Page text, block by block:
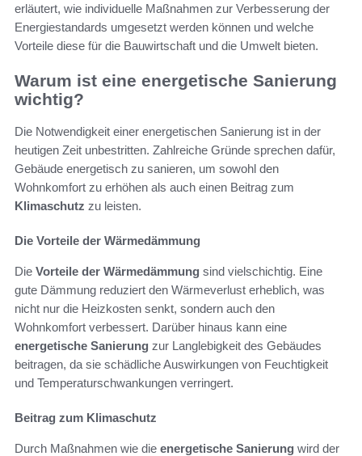
erläutert, wie individuelle Maßnahmen zur Verbesserung der
Energiestandards umgesetzt werden können und welche
Vorteile diese für die Bauwirtschaft und die Umwelt bieten.
Warum ist eine energetische Sanierung
wichtig?
Die Notwendigkeit einer energetischen Sanierung ist in der
heutigen Zeit unbestritten. Zahlreiche Gründe sprechen dafür,
Gebäude energetisch zu sanieren, um sowohl den
Wohnkomfort zu erhöhen als auch einen Beitrag zum
Klimaschutz zu leisten.
Die Vorteile der Wärmedämmung
Die Vorteile der Wärmedämmung sind vielschichtig. Eine
gute Dämmung reduziert den Wärmeverlust erheblich, was
nicht nur die Heizkosten senkt, sondern auch den
Wohnkomfort verbessert. Darüber hinaus kann eine
energetische Sanierung zur Langlebigkeit des Gebäudes
beitragen, da sie schädliche Auswirkungen von Feuchtigkeit
und Temperaturschwankungen verringert.
Beitrag zum Klimaschutz
Durch Maßnahmen wie die energetische Sanierung wird der